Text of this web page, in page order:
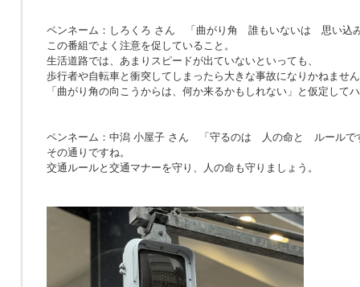
ペンネーム：しろくろ さん
「曲がり角 誰もいないは 思い込
この番組でよく注意を促していること。
生活道路では、あまりスピードが出ていないといっても、
歩行者や自転車と衝突してしまったら大きな事故になりかねませ
「曲がり角の向こうからは、何か来るかもしれない」と仮定して
ペンネーム：中潟 小屋子 さん 「 守るのは 人の命と ルールで
その通りですね。
交通ルールと交通マナーを守り、人の命も守りましょう。